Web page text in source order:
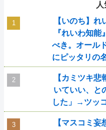
【いのち】れ
『れいわ知
べき。オール
にピッタリの
【カミツキ
いていい、と
した」→ツッ
【マスコミ